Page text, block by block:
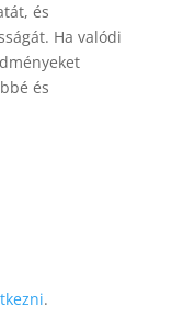
és
Ha valódi
és
.